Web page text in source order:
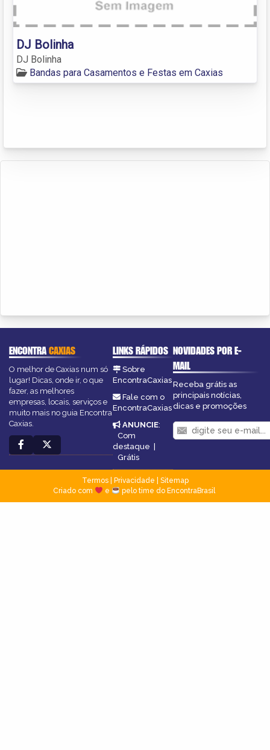
DJ Bolinha
DJ Bolinha
Bandas para Casamentos e Festas em Caxias
ENCONTRACAXIAS
O melhor de Caxias num só
lugar! Dicas, onde ir, o que
fazer, as melhores
empresas, locais, serviços e
muito mais no guia Encontra
Caxias.
LINKS RÁPIDOS
Sobre
EncontraCaxias
Fale com o
EncontraCaxias
ANUNCIE:
Com
destaque |
Grátis
NOVIDADES POR E-
MAIL
Receba grátis as
principais notícias,
dicas e promoções
Termos| Privacidade
Sitemap
Criado com
e pelo time do EncontraBrasil